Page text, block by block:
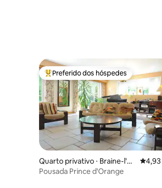
Entre os melhores preferidos dos
Preferido dos hóspedes
Quarto privativo ⋅ Braine-l'All
eud
4,93
4,93
Pousada Prince d'Orange